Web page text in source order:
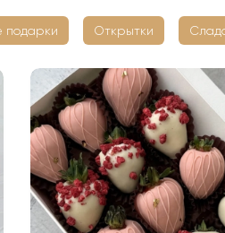
подарки Открытки